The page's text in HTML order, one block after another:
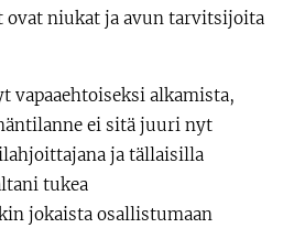
ovat niukat ja avun tarvitsijoita
vapaaehtoiseksi alkamista,
ei sitä juuri nyt
ja tällaisilla
tukea
jokaista osallistumaan